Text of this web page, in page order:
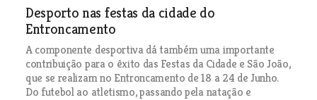
Desporto nas festas da cidade do
Entroncamento
A componente desportiva dá também uma importante
contribuição para o êxito das Festas da Cidade e São João,
que se realizam no Entroncamento de 18 a 24 de Junho.
Do futebol ao atletismo, passando pela natação e